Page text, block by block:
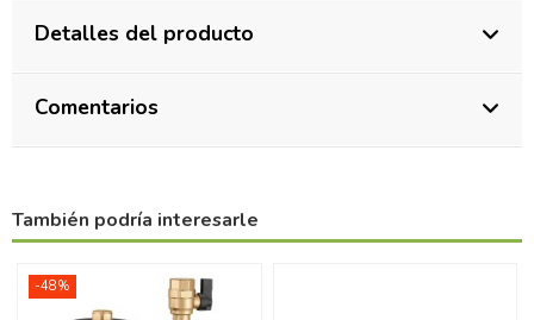
Detalles del producto
Comentarios
También podría interesarle
-48%